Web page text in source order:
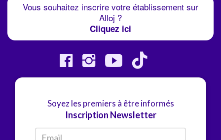
Vous souhaitez inscrire votre établissement sur
Alloj ?
Cliquez ici
Soyez les premiers à être informés
Inscription Newsletter